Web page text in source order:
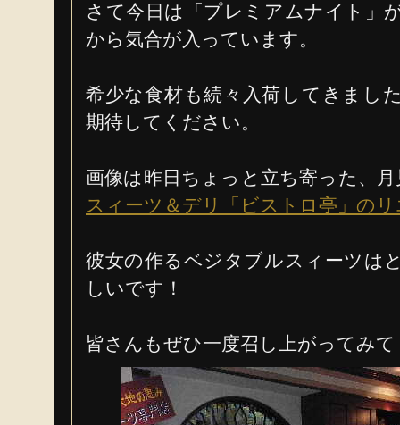
さて今日は「プレミアムナイト」
から気合が入っています。
希少な食材も続々入荷してきまし
期待してください。
画像は昨日ちょっと立ち寄った、
スィーツ＆デリ「ビストロ亭」の
彼女の作るベジタブルスィーツは
しいです！
皆さんもぜひ一度召し上がってみ